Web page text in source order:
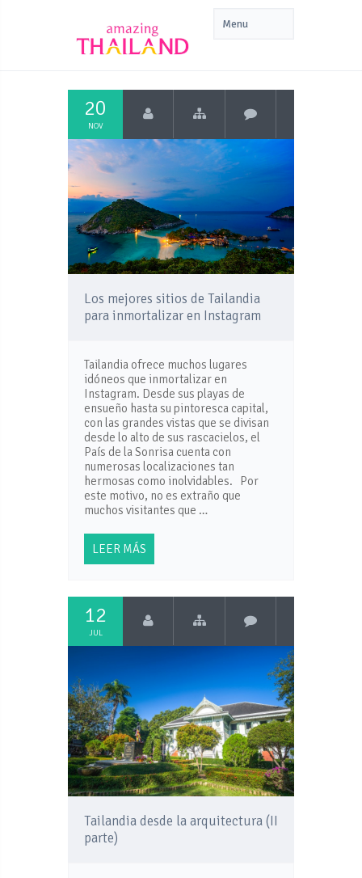
20
NOV
Los mejores sitios de Tailandia
para inmortalizar en Instagram
Tailandia ofrece muchos lugares
idóneos que inmortalizar en
Instagram. Desde sus playas de
ensueño hasta su pintoresca capital,
con las grandes vistas que se divisan
desde lo alto de sus rascacielos, el
País de la Sonrisa cuenta con
numerosas localizaciones tan
hermosas como inolvidables. Por
este motivo, no es extraño que
muchos visitantes que …
LEER MÁS
12
JUL
Tailandia desde la arquitectura (II
parte)